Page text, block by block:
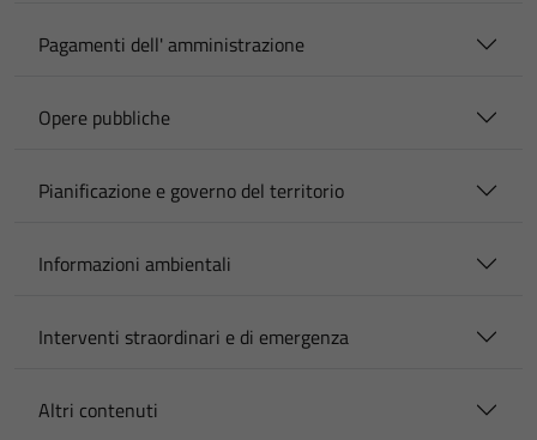
Pagamenti dell' amministrazione
Opere pubbliche
Pianificazione e governo del territorio
Informazioni ambientali
Interventi straordinari e di emergenza
Altri contenuti